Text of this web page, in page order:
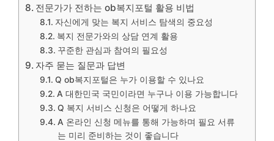
전문가가 전하는 ob복지포털 활용 비법
자신에게 맞는 복지 서비스 탐색의 중요성
복지 전문가와의 상담 연계 활용
꾸준한 관심과 참여의 필요성
자주 묻는 질문과 답변
Q ob복지포털은 누가 이용할 수 있나요
A 대한민국 국민이라면 누구나 이용 가능합니다
Q 복지 서비스 신청은 어떻게 하나요
A 온라인 신청 메뉴를 통해 가능하며 필요 서류
는 미리 준비하는 것이 좋습니다